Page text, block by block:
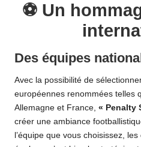
⚽ Un
Des équipes
Avec la possibilité de
européennes renommées telles
Allemagne et France, « Penalty
créer une ambiance
l’équipe que vous choisissez,